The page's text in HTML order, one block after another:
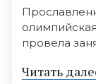
провела
Читать